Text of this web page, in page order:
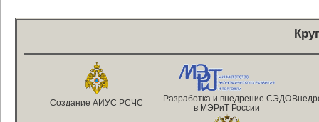
Создание АИУС РСЧС
Разработка и внедрение СЭДО
в МЭРиТ России